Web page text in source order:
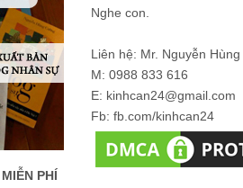
PHÍ
Nghe con.
Liên hệ: Mr. Nguyễn
M: 0988 833 616
E: kinhcan24@gmail.com
Fb: fb.com/kinhcan24